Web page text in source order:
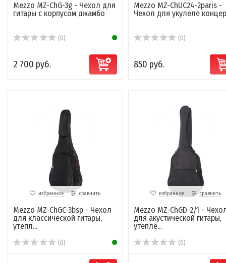
Mezzo MZ-ChG-3g - Чехол для
гитары с корпусом джамбо
(0)
2 700 руб.
Mezzo MZ-ChUC24-2paris -
Чехол для укулеле
(0)
850 руб.
избранное сравнить
Mezzo MZ-ChGC-3bsp - Чехол
для классической гитары,
утепл...
(0)
избранное сравнить
Mezzo MZ-ChGD-2/1 -
для акустической гитары,
утепле...
(0)